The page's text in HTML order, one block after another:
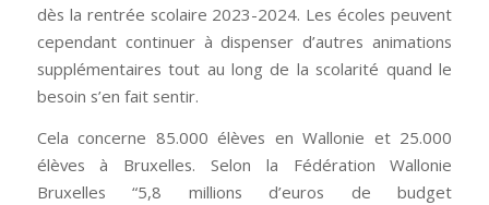
dès la rentrée scolaire 2023-2024. Les écoles peuvent
cependant continuer à dispenser d’autres animations
supplémentaires tout au long de la scolarité quand le
besoin s’en fait sentir.
Cela concerne 85.000 élèves en Wallonie et 25.000
élèves à Bruxelles. Selon la Fédération Wallonie
Bruxelles “5,8 millions d’euros de budget